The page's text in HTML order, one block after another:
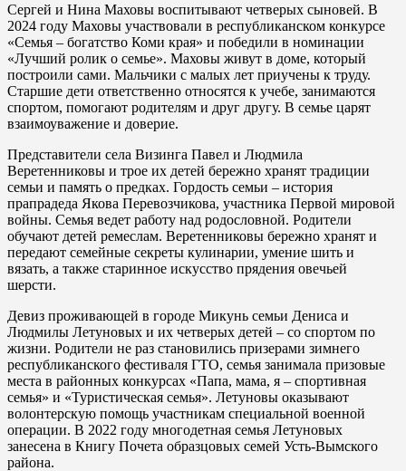
Сергей и Нина Маховы воспитывают четверых сыновей. В
2024 году Маховы участвовали в республиканском конкурсе
«Семья – богатство Коми края» и победили в номинации
«Лучший ролик о семье». Маховы живут в доме, который
построили сами. Мальчики с малых лет приучены к труду.
Старшие дети ответственно относятся к учебе, занимаются
спортом, помогают родителям и друг другу. В семье царят
взаимоуважение и доверие.
Представители села Визинга Павел и Людмила
Веретенниковы и трое их детей бережно хранят традиции
семьи и память о предках. Гордость семьи – история
прапрадеда Якова Перевозчикова, участника Первой мировой
войны. Семья ведет работу над родословной. Родители
обучают детей ремеслам. Веретенниковы бережно хранят и
передают семейные секреты кулинарии, умение шить и
вязать, а также старинное искусство прядения овечьей
шерсти.
Девиз проживающей в городе Микунь семьи Дениса и
Людмилы Летуновых и их четверых детей – со спортом по
жизни. Родители не раз становились призерами зимнего
республиканского фестиваля ГТО, семья занимала призовые
места в районных конкурсах «Папа, мама, я – спортивная
семья» и «Туристическая семья». Летуновы оказывают
волонтерскую помощь участникам специальной военной
операции. В 2022 году многодетная семья Летуновых
занесена в Книгу Почета образцовых семей Усть-Вымского
района.